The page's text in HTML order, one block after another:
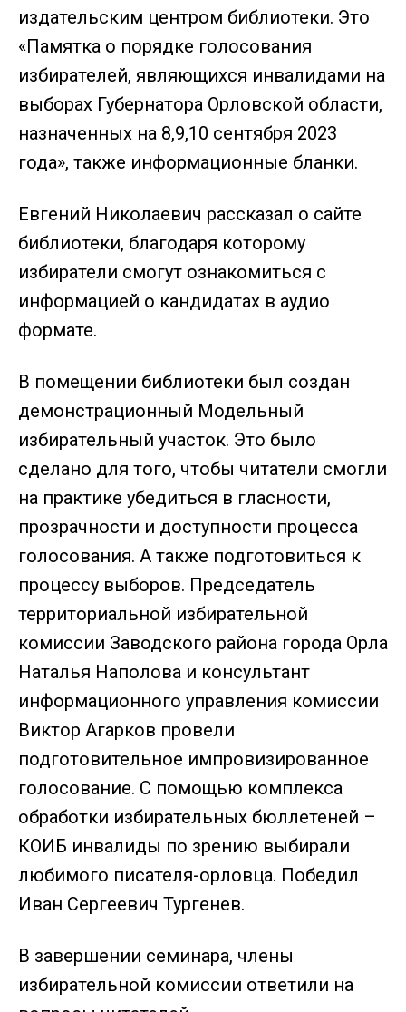
издательским центром библиотеки. Это
«Памятка о порядке голосования
избирателей, являющихся инвалидами на
выборах Губернатора Орловской области,
назначенных на 8,9,10 сентября 2023
года», также информационные бланки.
Евгений Николаевич рассказал о сайте
библиотеки, благодаря которому
избиратели смогут ознакомиться с
информацией о кандидатах в аудио
формате.
В помещении библиотеки был создан
демонстрационный Модельный
избирательный участок. Это было
сделано для того, чтобы читатели смогли
на практике убедиться в гласности,
прозрачности и доступности процесса
голосования. А также подготовиться к
процессу выборов. Председатель
территориальной избирательной
комиссии Заводского района города Орла
Наталья Наполова и консультант
информационного управления комиссии
Виктор Агарков провели
подготовительное импровизированное
голосование. С помощью комплекса
обработки избирательных бюллетеней –
КОИБ инвалиды по зрению выбирали
любимого писателя-орловца. Победил
Иван Сергеевич Тургенев.
В завершении семинара, члены
избирательной комиссии ответили на